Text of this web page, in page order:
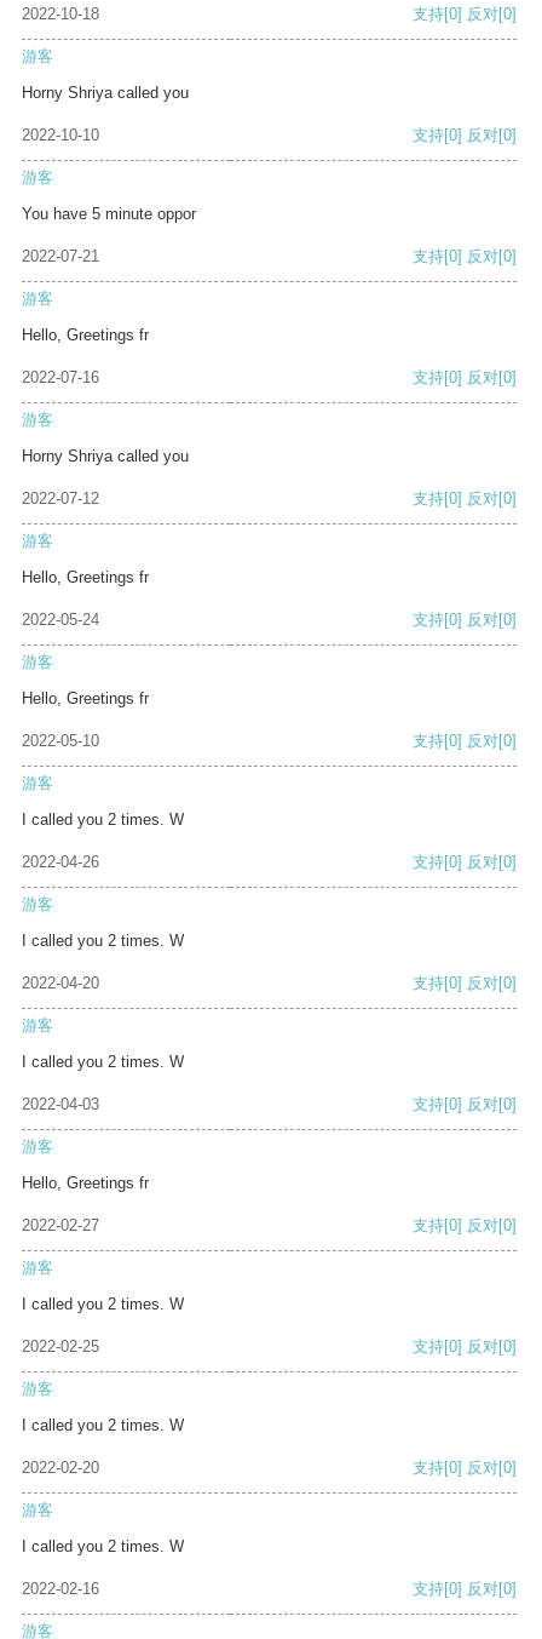
2022-10-18 支持[0] 反对[0]
游客
Horny Shriya called you
2022-10-10 支持[0] 反对[0]
游客
You have 5 minute oppor
2022-07-21 支持[0] 反对[0]
游客
Hello, Greetings fr
2022-07-16 支持[0] 反对[0]
游客
Horny Shriya called you
2022-07-12 支持[0] 反对[0]
游客
Hello, Greetings fr
2022-05-24 支持[0] 反对[0]
游客
Hello, Greetings fr
2022-05-10 支持[0] 反对[0]
游客
I called you 2 times. W
2022-04-26 支持[0] 反对[0]
游客
I called you 2 times. W
2022-04-20 支持[0] 反对[0]
游客
I called you 2 times. W
2022-04-03 支持[0] 反对[0]
游客
Hello, Greetings fr
2022-02-27 支持[0] 反对[0]
游客
I called you 2 times. W
2022-02-25 支持[0] 反对[0]
游客
I called you 2 times. W
2022-02-20 支持[0] 反对[0]
游客
I called you 2 times. W
2022-02-16 支持[0] 反对[0]
游客